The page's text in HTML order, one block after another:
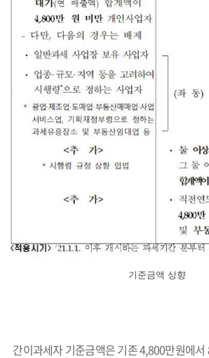
기준금액 상향
간이과세자 기준금액은 기존 4,800만원에